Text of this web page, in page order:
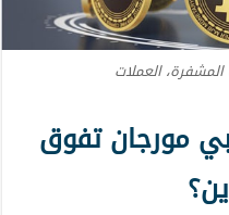
العملات
مورجان تفوق